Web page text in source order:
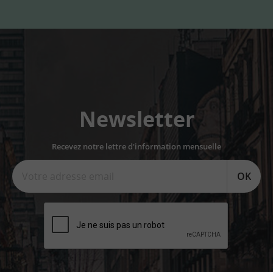
Newsletter
Recevez notre lettre d'information mensuelle
OK